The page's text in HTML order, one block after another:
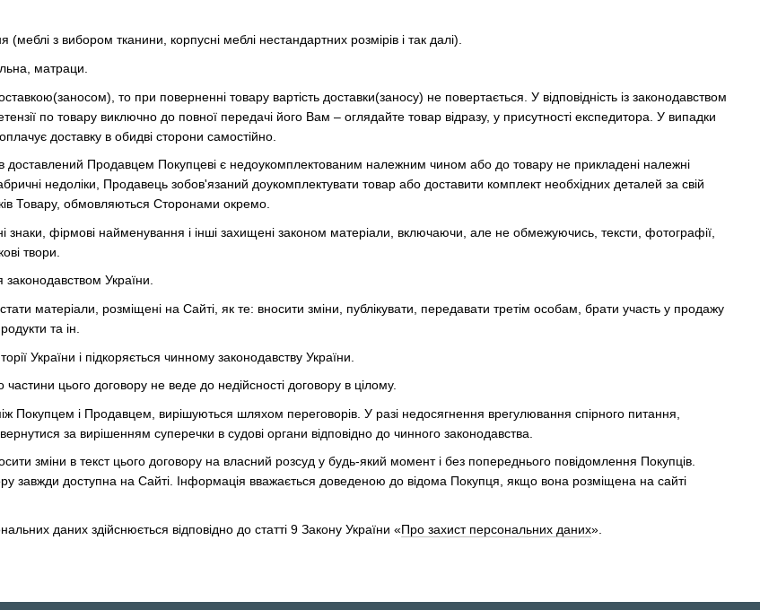
з вибором тканини, корпусні меблі нестандартних розмірів і так далі).
матраци.
то при поверненні товару вартість доставки(заносу) не повертається. У відповідність із законодавством
по товару виключно до повної передачі його Вам – оглядайте товар відразу, у присутності експедитора. У випадки
доставку в обидві сторони самостійно.
доставлений Продавцем Покупцеві є недоукомплектованим належним чином або до товару не прикладені належні
недоліки, Продавець зобов'язаний доукомплектувати товар або доставити комплект необхідних деталей за свій
Товару, обмовляються Сторонами окремо.
знаки, фірмові найменування і інші захищені законом матеріали, включаючи, але не обмежуючись, тексти, фотографії,
твори.
законодавством України.
матеріали, розміщені на Сайті, як те: вносити зміни, публікувати, передавати третім особам, брати участь у продажу
та ін.
України і підкоряється чинному законодавству України.
цього договору не веде до недійсності договору в цілому.
Покупцем і Продавцем, вирішуються шляхом переговорів. У разі недосягнення врегулювання спірного питання,
за вирішенням суперечки в судові органи відповідно до чинного законодавства.
зміни в текст цього договору на власний розсуд у будь-який момент і без попереднього повідомлення Покупців.
завжди доступна на Сайті. Інформація вважається доведеною до відома Покупця, якщо вона розміщена на сайті
даних здійснюється відповідно до статті 9 Закону України «Про захист персональних даних».